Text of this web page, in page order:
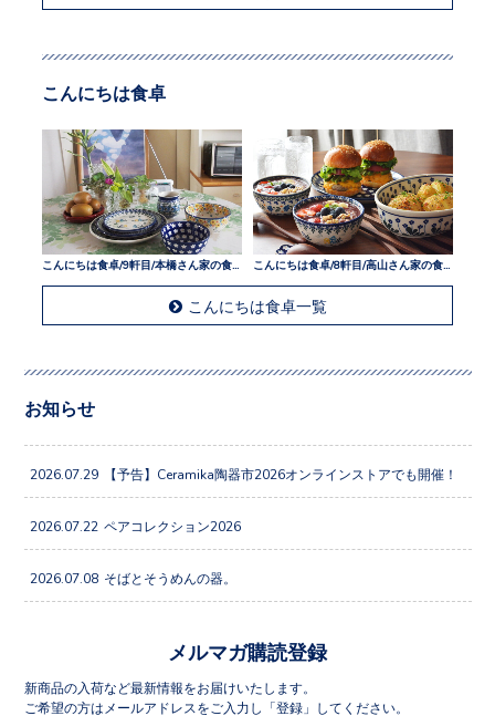
こんにちは食卓
こんにちは食卓/9軒目/本橋さん家の食卓
こんにちは食卓一覧
お知らせ
2026.07.29 【予告】Ceramika陶器市2026オンラインストアでも開催！
2026.07.22 ペアコレクション2026
2026.07.08 そばとそうめんの器。
メルマガ購読登録
新商品の入荷など最新情報をお届けいたします。
ご希望の方はメールアドレスをご入力し「登録」してください。